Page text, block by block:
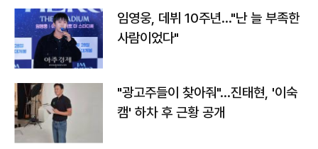
임영웅, 데뷔 10주년…"난 늘 부족한
사람이었다"
"광고주들이 찾아줘"…진태현, '이숙
캠' 하차 후 근황 공개